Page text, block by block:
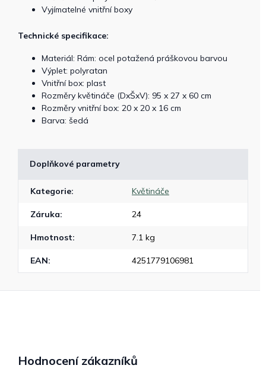
Vyjímatelné vnitřní boxy
Technické specifikace:
Materiál: Rám: ocel potažená práškovou barvou
Výplet: polyratan
Vnitřní box: plast
Rozměry květináče (DxŠxV): 95 x 27 x 60 cm
Rozměry vnitřní box: 20 x 20 x 16 cm
Barva: šedá
Doplňkové parametry
Kategorie: Květináče
Záruka: 24
Hmotnost: 7.1 kg
EAN: 4251779106981
Hodnocení zákazníků